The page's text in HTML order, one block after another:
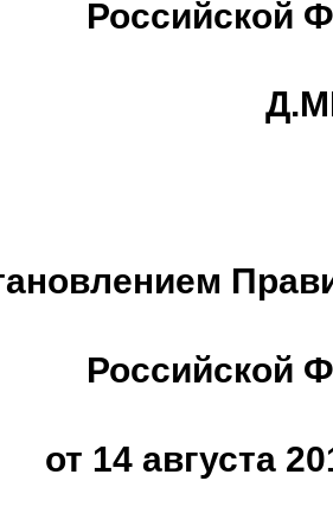
Российской
Российской
от 14 августа